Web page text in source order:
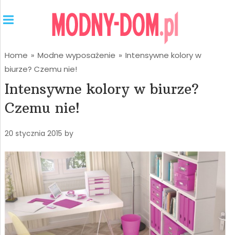
Home » Modne wyposażenie » Intensywne kolory w
biurze? Czemu nie!
Intensywne kolory w biurze?
Czemu nie!
20 stycznia 2015 by